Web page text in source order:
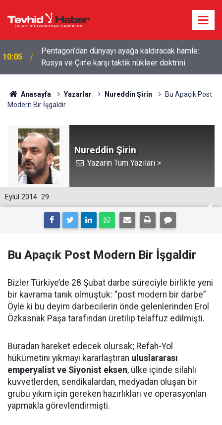
10:05
Pentagon’dan dünyayı ayağa kaldıracak hamle:
Rusya ve Çin’e karşı taktik nükleer doktrini
Anasayfa Yazarlar Nureddin Şirin
Bu Apaçık Post
Modern Bir İşgaldir
Nureddin Şirin
Yazarın Tüm Yazıları >
29
Eylül 2014
Bu Apaçık Post Modern Bir İşgaldir
Bizler Türkiye’de 28 Şubat darbe süreciyle birlikte yeni
bir kavrama tanık olmuştuk: “post modern bir darbe”
Öyle ki bu deyim darbecilerin önde gelenlerinden Erol
Özkasnak Paşa tarafından üretilip telaffuz edilmişti.
Buradan hareket edecek olursak; Refah-Yol
hükümetini yıkmayı kararlaştıran uluslararası
emperyalist ve Siyonist eksen, ülke içinde silahlı
kuvvetlerden, sendikalardan, medyadan oluşan bir
grubu yıkım için gereken hazırlıkları ve operasyonları
yapmakla görevlendirmişti.